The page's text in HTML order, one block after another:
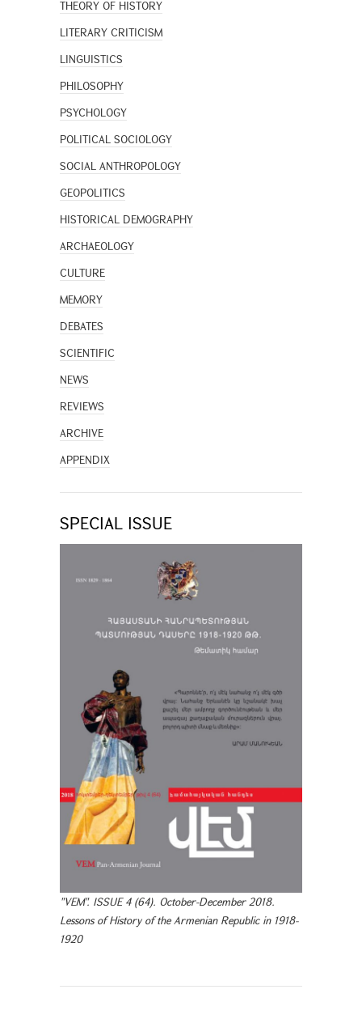
THEORY OF HISTORY
LITERARY CRITICISM
LINGUISTICS
PHILOSOPHY
PSYCHOLOGY
POLITICAL SOCIOLOGY
SOCIAL ANTHROPOLOGY
GEOPOLITICS
HISTORICAL DEMOGRAPHY
ARCHAEOLOGY
CULTURE
MEMORY
DEBATES
SCIENTIFIC
NEWS
REVIEWS
ARCHIVE
APPENDIX
SPECIAL ISSUE
"VEM". ISSUE 4 (64). October-December 2018.
Lessons of History of the Armenian Republic in 1918-
1920